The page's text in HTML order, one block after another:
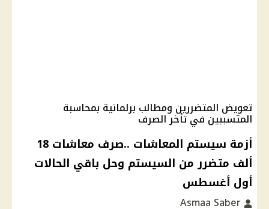
تعويض المتضررين ومطالب برلمانية بمحاسبة
المتسببين في تأخر الصرف
أزمة سيستم المعاشات ..صرف معاشات 18
ألف متضرر من السيستم وحل باقي الحالات
أول أغسطس